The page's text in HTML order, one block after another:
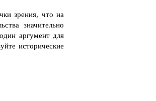
зрения, что на
значительно
аргумент для
исторические